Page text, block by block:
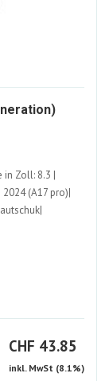
Zoll: 8.3 |
(A17 pro)|
CHF CHF
43.85
inkl. MwSt (8.1%)